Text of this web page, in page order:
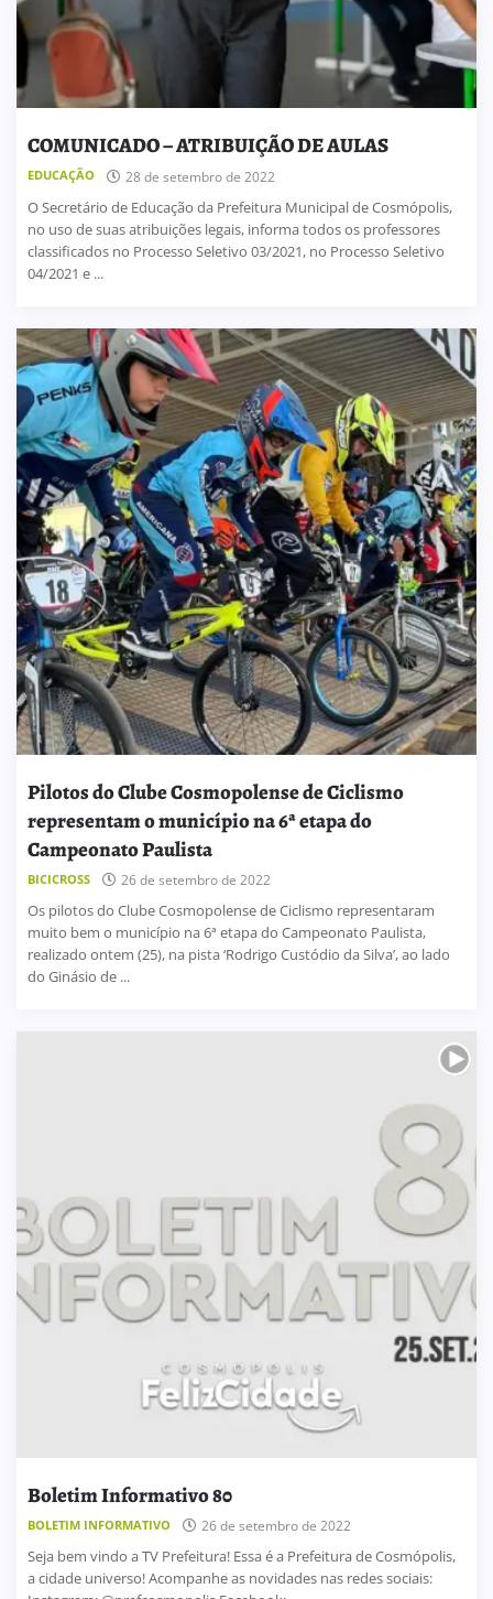
COMUNICADO – ATRIBUIÇÃO DE AULAS
EDUCAÇÃO 28 de setembro de 2022
O Secretário de Educação da Prefeitura Municipal de Cosmópolis,
no uso de suas atribuições legais, informa todos os professores
classificados no Processo Seletivo 03/2021, no Processo Seletivo
04/2021 e ...
Pilotos do Clube Cosmopolense de Ciclismo
representam o município na 6ª etapa do
Campeonato Paulista
BICICROSS 26 de setembro de 2022
Os pilotos do Clube Cosmopolense de Ciclismo representaram
muito bem o município na 6ª etapa do Campeonato Paulista,
realizado ontem (25), na pista ‘Rodrigo Custódio da Silva’, ao lado
do Ginásio de ...
Boletim Informativo 80
BOLETIM INFORMATIVO 26 de setembro de 2022
Seja bem vindo a TV Prefeitura! Essa é a Prefeitura de Cosmópolis,
a cidade universo! Acompanhe as novidades nas redes sociais: